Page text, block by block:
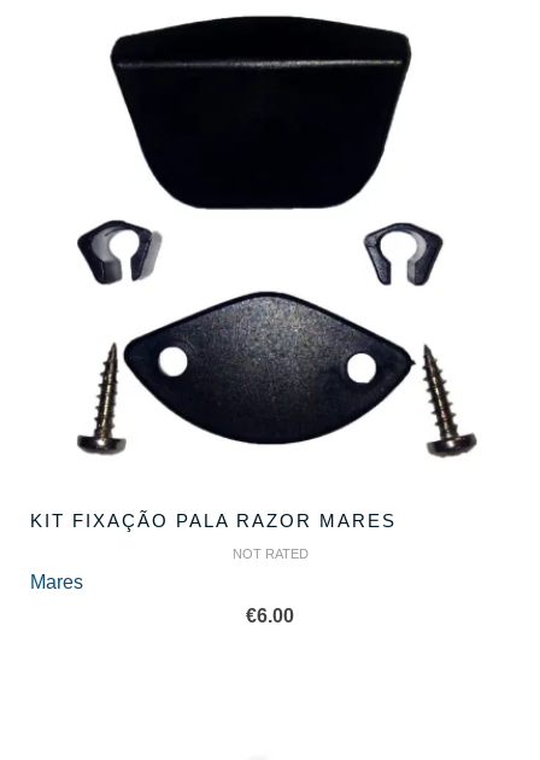
KIT FIXAÇÃO PALA RAZOR MARES
NOT RATED
Mares
€6.00